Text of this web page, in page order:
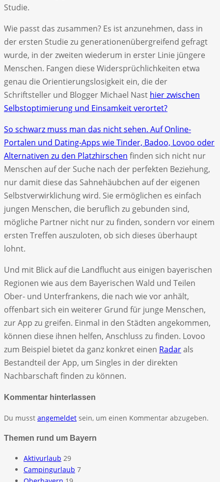
Studie.
Wie passt das zusammen? Es ist anzunehmen, dass in
der ersten Studie zu generationenübergreifend gefragt
wurde, in der zweiten wiederum in erster Linie jüngere
Menschen. Fangen diese Widersprüchlichkeiten etwa
genau die Orientierungslosigkeit ein, die der
Schriftsteller und Blogger Michael Nast hier zwischen
Selbstoptimierung und Einsamkeit verortet?
So schwarz muss man das nicht sehen. Auf Online-
Portalen und Dating-Apps wie Tinder, Badoo, Lovoo oder
Alternativen zu den Platzhirschen finden sich nicht nur
Menschen auf der Suche nach der perfekten Beziehung,
nur damit diese das Sahnehäubchen auf der eigenen
Selbstverwirklichung wird. Sie ermöglichen es einfach
jungen Menschen, die beruflich zu gebunden sind,
mögliche Partner nicht nur zu finden, sondern vor einem
ersten Treffen auszuloten, ob sich dieses überhaupt
lohnt.
Und mit Blick auf die Landflucht aus einigen bayerischen
Regionen wie aus dem Bayerischen Wald und Teilen
Ober- und Unterfrankens, die nach wie vor anhält,
offenbart sich ein weiterer Grund für junge Menschen,
zur App zu greifen. Einmal in den Städten angekommen,
können diese ihnen helfen, Anschluss zu finden. Lovoo
zum Beispiel bietet da ganz konkret einen Radarals
Bestandteil der App, um Singles in der direkten
Nachbarschaft finden zu können.
Kommentar hinterlassen
Du musst angemeldet sein, um einen Kommentar abzugeben.
Themen rund um Bayern
Aktivurlaub 29
Campingurlaub 7